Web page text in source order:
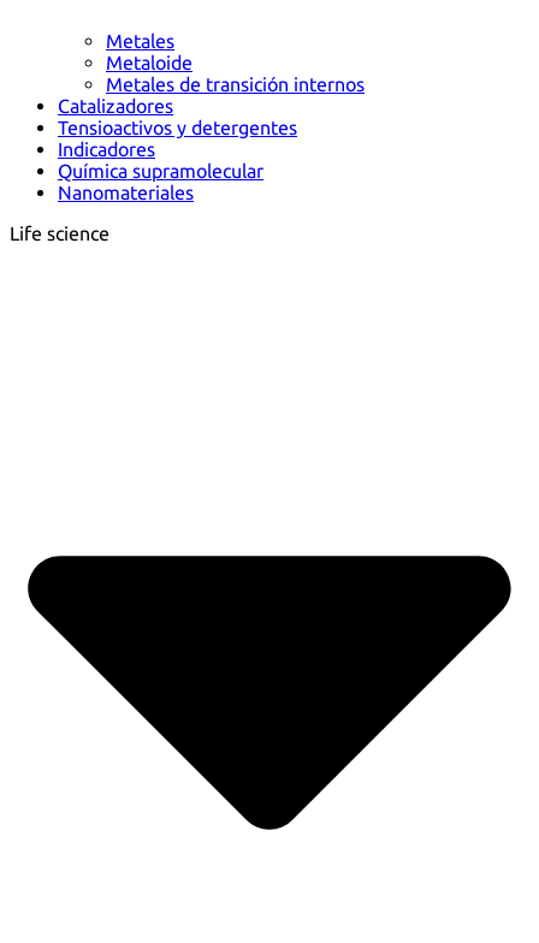
Metales
Metaloide
Metales de transición internos
Catalizadores
Tensioactivos y detergentes
Indicadores
Química supramolecular
Nanomateriales
Life science